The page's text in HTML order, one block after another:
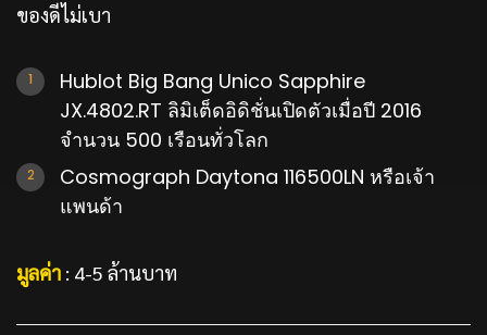
ของดีไม่เบา
Hublot Big Bang Unico Sapphire
JX.4802.RT ลิมิเต็ดอิดิชั่นเปิดตัวเมื่อปี 2016
จำนวน 500 เรือนทั่วโลก
Cosmograph Daytona 116500LN หรือเจ้า
แพนด้า
มูลค่า : 4-5 ล้านบาท